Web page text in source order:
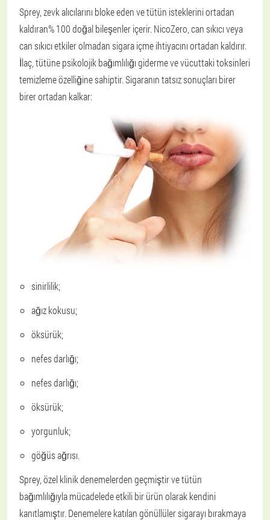
Sprey, zevk alıcılarını bloke eden ve tütün isteklerini ortadan
kaldıran% 100 doğal bileşenler içerir. NicoZero, can sıkıcı veya
can sıkıcı etkiler olmadan sigara içme ihtiyacını ortadan kaldırır.
İlaç, tütüne psikolojik bağımlılığı giderme ve vücuttaki toksinleri
temizleme özelliğine sahiptir. Sigaranın tatsız sonuçları birer
birer ortadan kalkar:
sinirlilik;
ağız kokusu;
öksürük;
nefes darlığı;
nefes darlığı;
öksürük;
yorgunluk;
göğüs ağrısı.
Sprey, özel klinik denemelerden geçmiştir ve tütün
bağımlılığıyla mücadelede etkili bir ürün olarak kendini
kanıtlamıştır. Denemelere katılan gönüllüler sigarayı bırakmaya